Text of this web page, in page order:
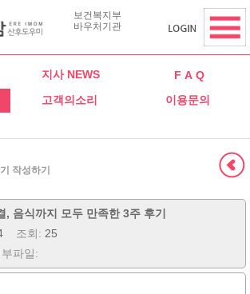
보건복지부
바우처기관
지사 NEWS
F A Q
고객의소리
이용문의
작성하기
, 음식까지 모두 만족한 3주 후기
조회: 25
부파일: